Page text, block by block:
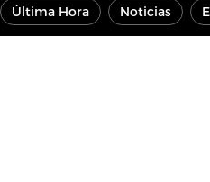
Última Hora Noticias